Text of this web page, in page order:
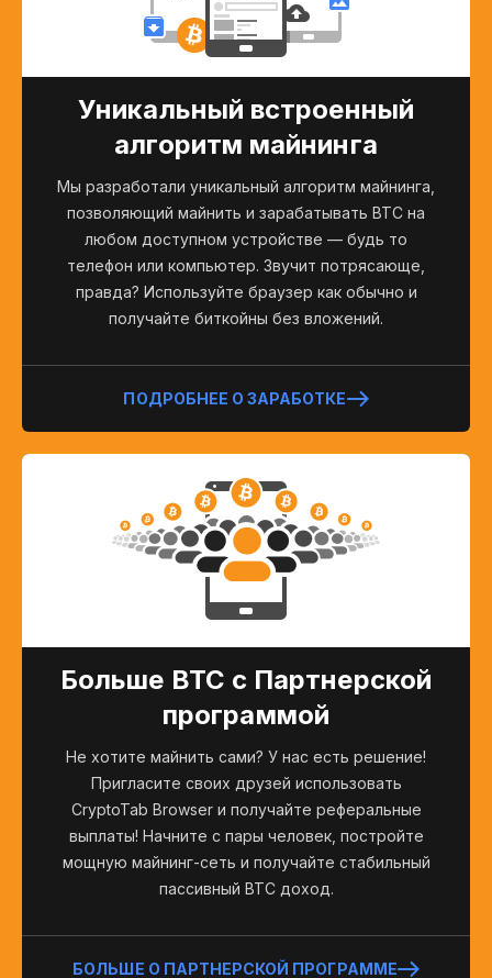
Уникальный встроенный
алгоритм майнинга
Мы разработали уникальный алгоритм майнинга,
позволяющий майнить и зарабатывать BTC на
любом доступном устройстве — будь то
телефон или компьютер. Звучит потрясающе,
правда? Используйте браузер как обычно и
получайте биткойны без вложений.
ПОДРОБНЕЕ О ЗАРАБОТКЕ
Больше BTC с Партнерской
программой
Не хотите майнить сами? У нас есть решение!
Пригласите своих друзей использовать
CryptoTab Browser и получайте реферальные
выплаты! Начните с пары человек, постройте
мощную майнинг-сеть и получайте стабильный
пассивный BTC доход.
БОЛЬШЕ О ПАРТНЕРСКОЙ ПРОГРАММЕ